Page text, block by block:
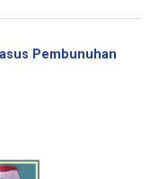
Pembunuhan